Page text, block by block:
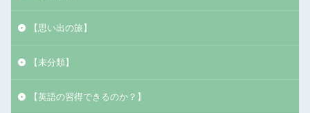
【思い出の旅】
【未分類】
【英語の習得できるのか？】